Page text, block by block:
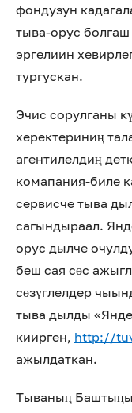
фондузун
тыва-орус
эргелиин
тургускан.
Эчис сорулганы
херектериниң
агентилелдиң
комапания-биле
сервисче тыва
сагындыраал.
орус дылче
беш сая сөс
сөзүглелдер
тыва дылды
киирген, http://
ажылдаткан.
Тываның